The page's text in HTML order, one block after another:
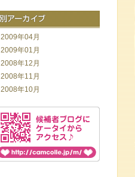
2009年04月
2009年01月
2008年12月
2008年11月
2008年10月